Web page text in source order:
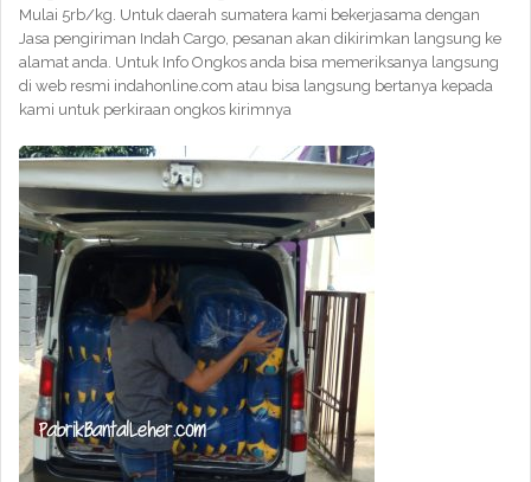
Mulai 5rb/kg. Untuk daerah sumatera kami bekerjasama dengan
Jasa pengiriman Indah Cargo, pesanan akan dikirimkan langsung ke
alamat anda. Untuk Info Ongkos anda bisa memeriksanya langsung
di web resmi indahonline.com atau bisa langsung bertanya kepada
kami untuk perkiraan ongkos kirimnya